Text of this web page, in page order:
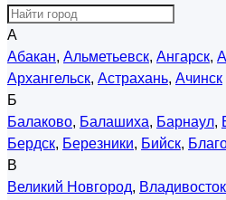
А
Абакан, Альметьевск, Ангарск,
Архангельск, Астрахань, Ачинск
Б
Балаково, Балашиха, Барнаул,
Бердск, Березники, Бийск,
В
Великий Новгород, Владивосток